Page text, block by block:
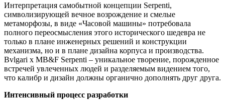
Интерпретация самобытной концепции Serpenti,
символизирующей вечное возрождение и смелые
метаморфозы, в виде «Часовой машины» потребовала
полного переосмысления этого исторического шедевра не
только в плане инженерных решений и конструкции
механизма, но и в плане дизайна корпуса и производства.
Bvlgari x MB&F Serpenti – уникальное творение, порожденное
встречей увлеченных людей и разделяемым видением того,
что калибр и дизайн должны органично дополнять друг друга.
Интенсивный процесс разработки